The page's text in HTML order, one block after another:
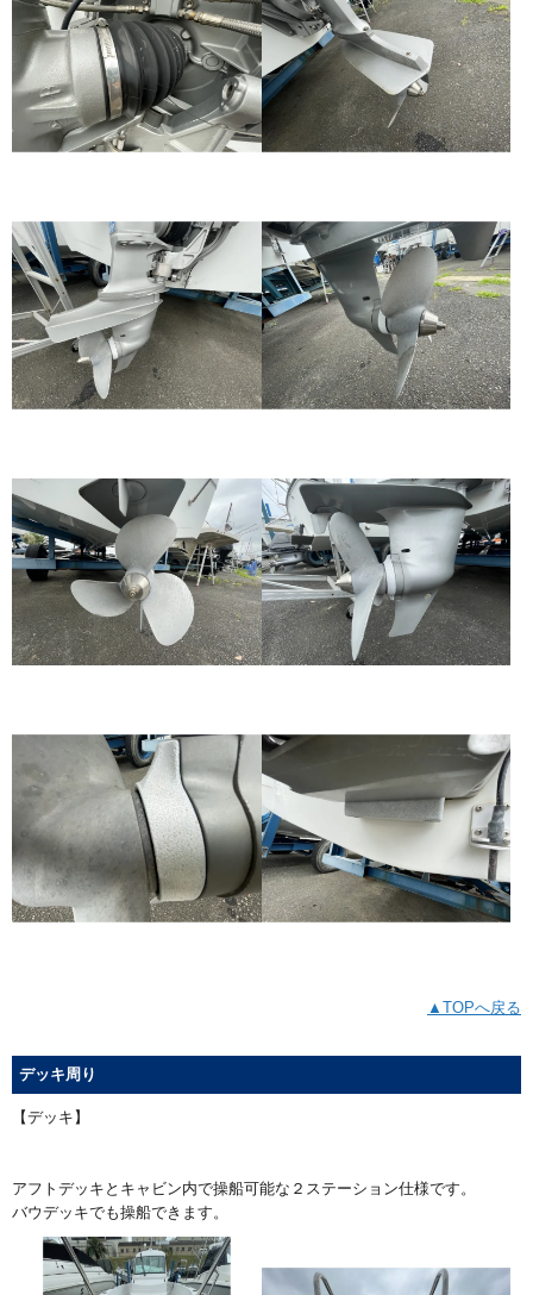
▲TOPへ戻る
デッキ周り
【デッキ】
アフトデッキとキャビン内で操船可能な２ステーション仕様です。
バウデッキでも操船できます。